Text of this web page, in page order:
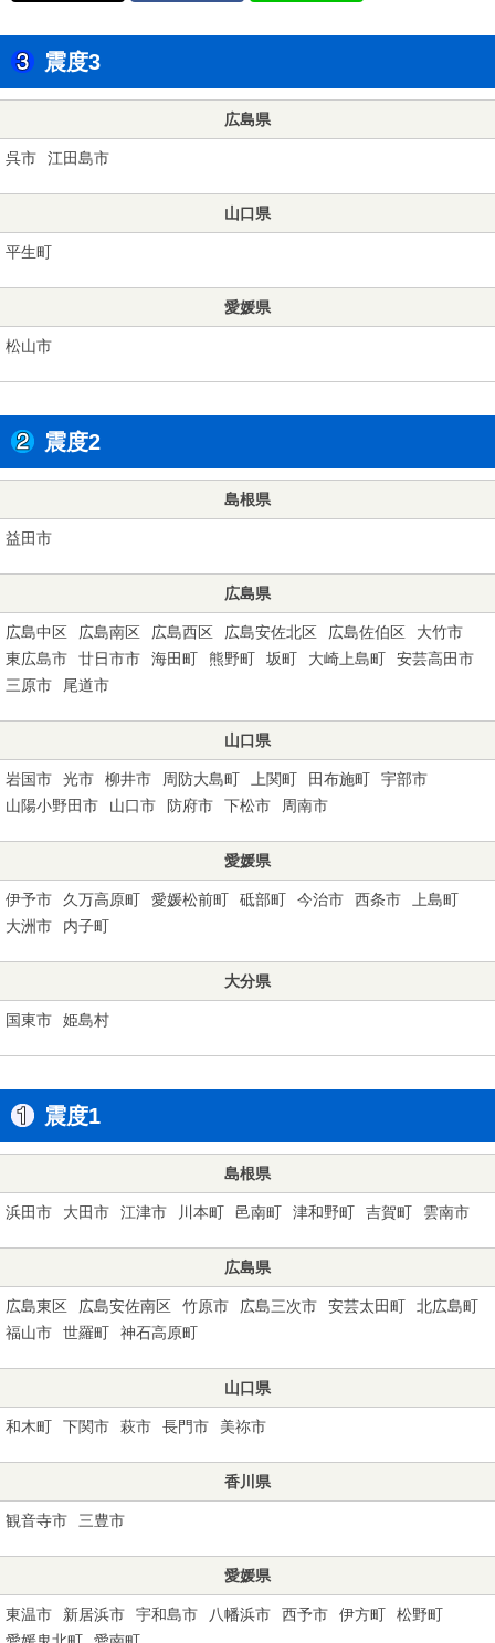
震度3
広島県
呉市 江田島市
山口県
平生町
愛媛県
松山市
震度2
島根県
益田市
広島県
広島中区 広島南区 広島西区 広島安佐北区 広島佐伯区
大竹市
東広島市
廿日市市 海田町 熊野町 坂町 大崎上島町
安芸高田市
三原市
尾道市
山口県
岩国市 光市 柳井市 周防大島町 上関町 田布施町
宇部市
山陽小野田市
山口市 防府市 下松市 周南市
愛媛県
伊予市 久万高原町 愛媛松前町 砥部町 今治市 西条市
上島町
大洲市
内子町
大分県
国東市 姫島村
震度1
島根県
浜田市 大田市 江津市 川本町 邑南町 津和野町 吉賀町 雲南市
広島県
広島東区 広島安佐南区 竹原市 広島三次市 安芸太田町
北広島町
福山市
世羅町 神石高原町
山口県
和木町 下関市 萩市 長門市 美祢市
香川県
観音寺市 三豊市
愛媛県
東温市 新居浜市 宇和島市 八幡浜市 西予市 伊方町
松野町